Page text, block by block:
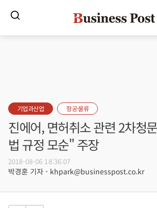
기업과산업 항공·물류
진에어, 면허취소 관련 2차청
법 규정 모순" 주장
2018-08-06 18:36:07
박경훈 기자 - khpark@businesspost.co.kr